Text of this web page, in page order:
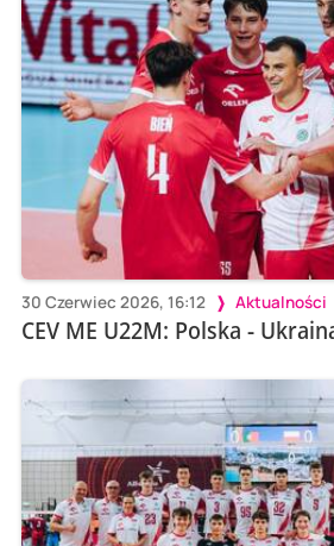
30 Czerwiec 2026, 16:12 Aktualności
CEV ME U22M: Polska -